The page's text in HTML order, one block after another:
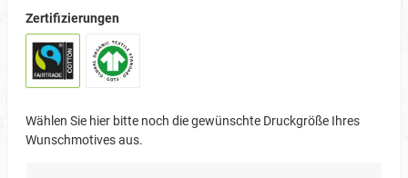
Zertifizierungen
Wählen Sie hier bitte noch die gewünschte Druckgröße Ihres
Wunschmotives aus.